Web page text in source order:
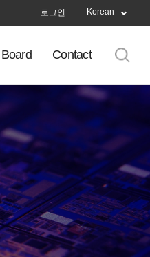
로그인 Korean
Board Contact